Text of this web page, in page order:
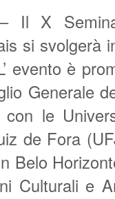
Il X
si svolgerà
evento è
Generale
con le
de Fora
Belo
Culturali e